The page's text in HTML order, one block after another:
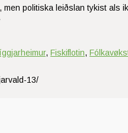
politiska leiðslan tykist als
, Fiskiflotin,
13/